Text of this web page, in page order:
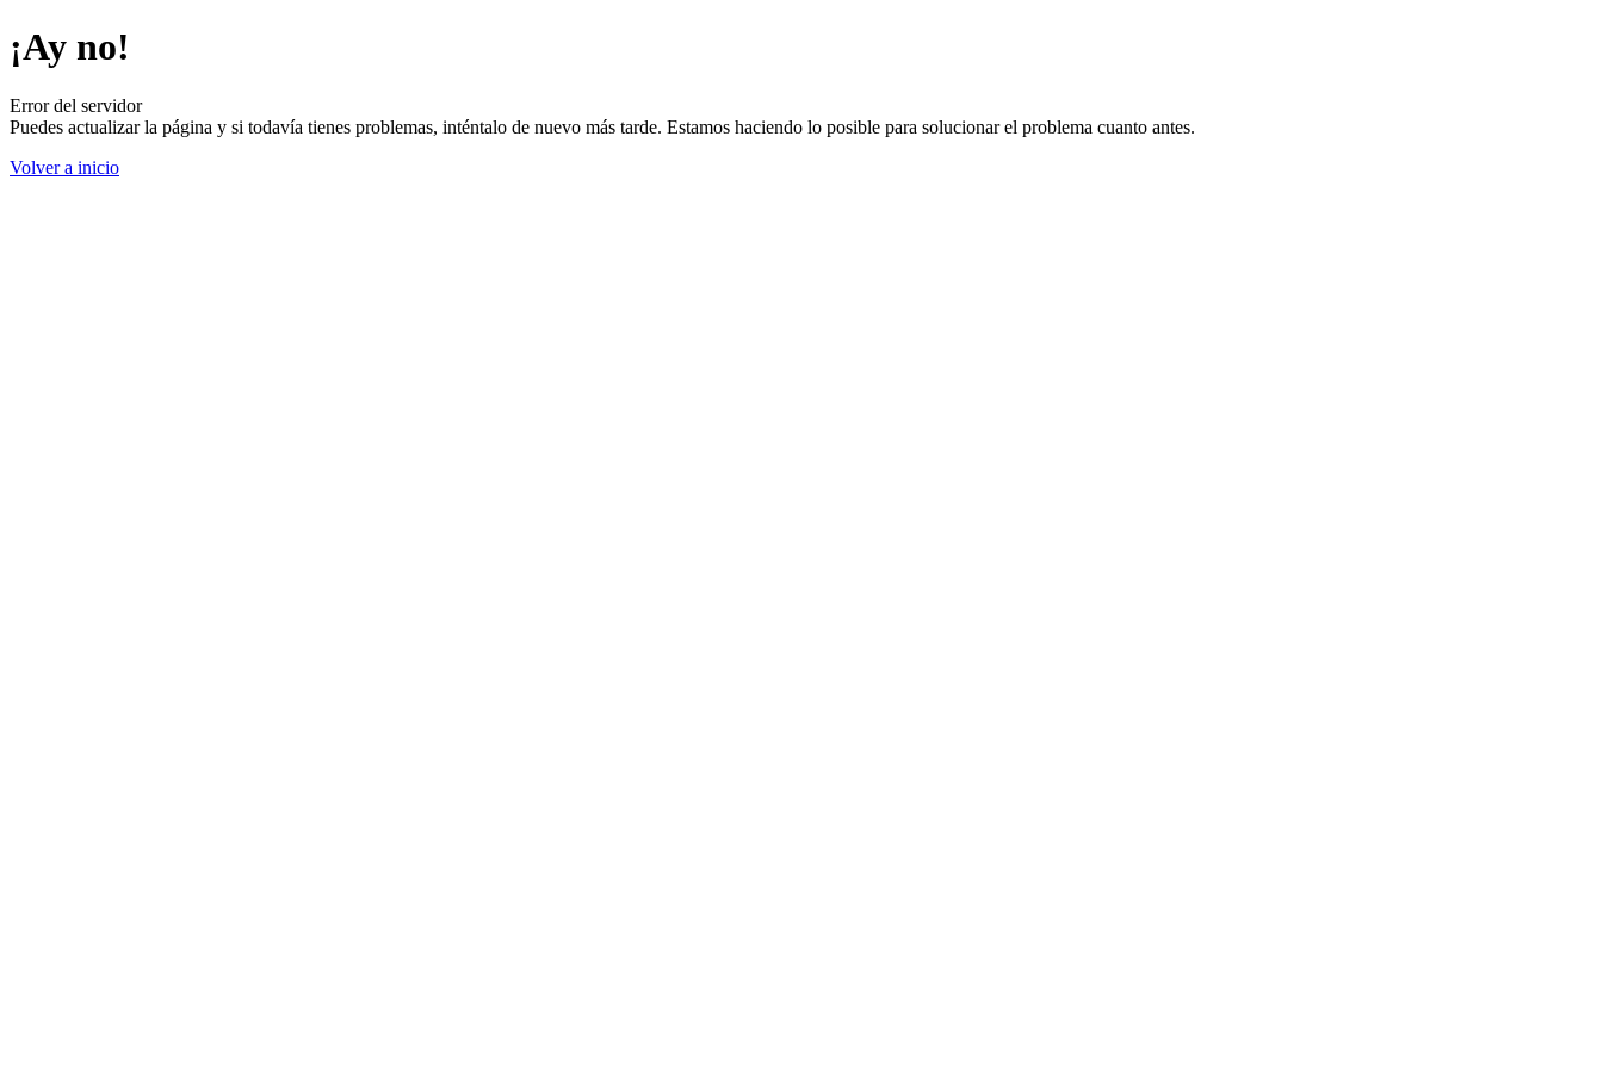
¡Ay no!
Error del servidor
Puedes actualizar la página y si todavía tienes problemas, inténtalo de nuevo más tarde. Estamos haciendo lo posible para solucionar el problema cuanto antes.
Volver a inicio